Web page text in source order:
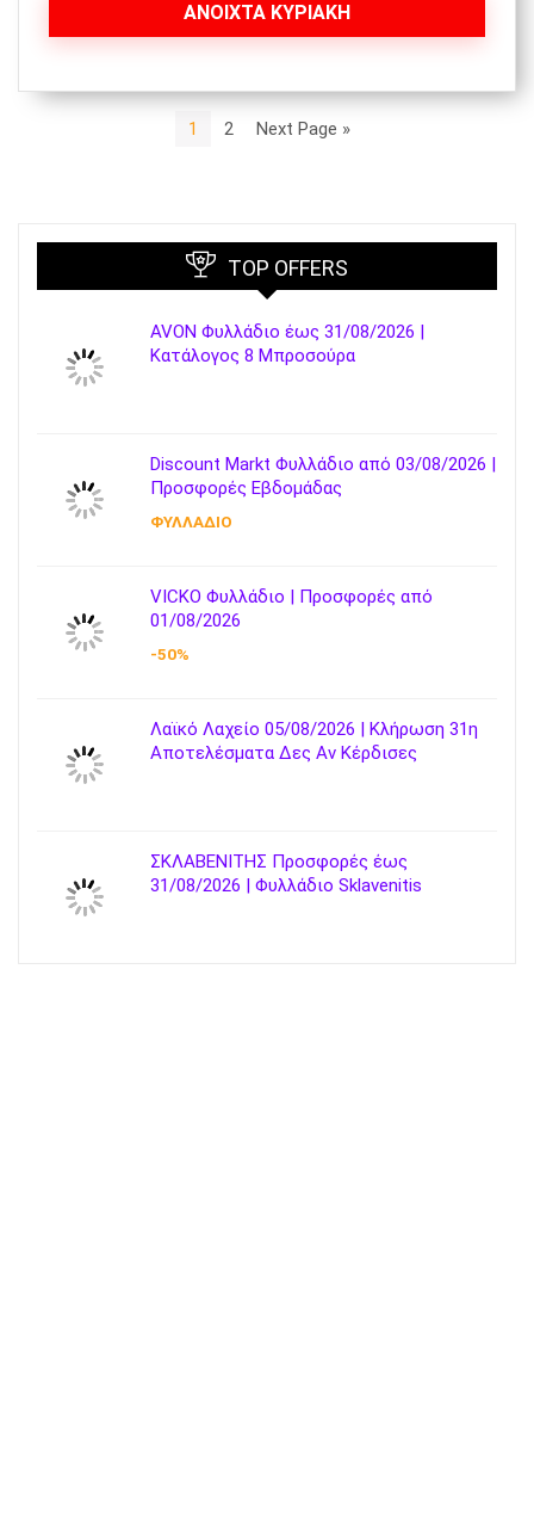
ANOIXTA ΚΥΡΙΑΚΗ
1 2 Next Page »
TOP OFFERS
AVON Φυλλάδιο έως 31/08/2026 |
Κατάλογος 8 Μπροσούρα
Discount Markt Φυλλάδιο από 03/08/2026 |
Προσφορές Εβδομάδας
ΦΥΛΛΑΔΙΟ
VICKO Φυλλάδιο | Προσφορές από
01/08/2026
-50%
Λαϊκό Λαχείο 05/08/2026 | Κλήρωση 31η
Αποτελέσματα Δες Αν Κέρδισες
ΣΚΛΑΒΕΝΙΤΗΣ Προσφορές έως
31/08/2026 | Φυλλάδιο Sklavenitis